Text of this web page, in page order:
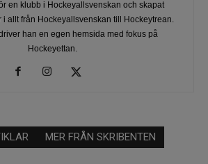
en klubb i Hockeyallsvenskan och skapat
i allt från Hockeyallsvenskan till Hockeytrean.
han en egen hemsida med fokus på
Hockeyettan.
MER FRÅN SKRIBENTEN